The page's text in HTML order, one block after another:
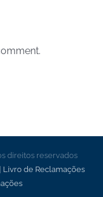
direitos reservados
Livro de Reclamações